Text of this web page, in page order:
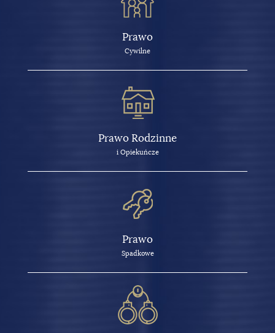
Prawo
Cywilne
Prawo Rodzinne
i Opiekuńcze
Prawo
Spadkowe